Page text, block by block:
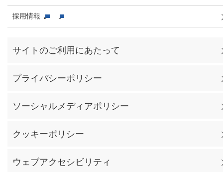
採用情報
サイトのご利用にあたって
プライバシーポリシー
ソーシャルメディアポリシー
クッキーポリシー
ウェブアクセシビリティ